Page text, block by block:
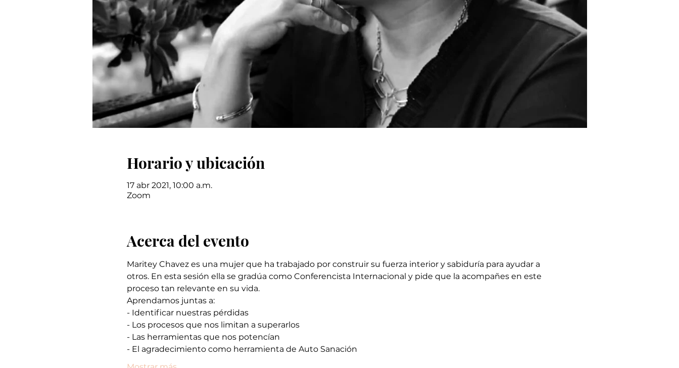
Horario y ubicación
17 abr 2021, 10:00 a.m.
Zoom
Acerca del evento
Maritey Chavez es una mujer que ha trabajado por construir su fuerza interior y sabiduría para ayudar a
otros. En esta sesión ella se gradúa como Conferencista Internacional y pide que la acompañes en este
proceso tan relevante en su vida.
Aprendamos juntas a:
- Identificar nuestras pérdidas
- Los procesos que nos limitan a superarlos
- Las herramientas que nos potencían
- El agradecimiento como herramienta de Auto Sanación